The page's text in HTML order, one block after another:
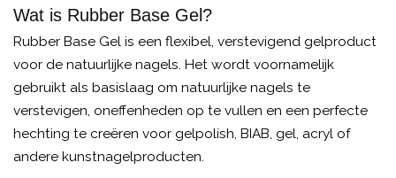
Wat is Rubber Base Gel?
Rubber Base Gel is een flexibel, verstevigend gelproduct
voor de natuurlijke nagels. Het wordt voornamelijk
gebruikt als basislaag om natuurlijke nagels te
verstevigen, oneffenheden op te vullen en een perfecte
hechting te creëren voor gelpolish, BIAB, gel, acryl of
andere kunstnagelproducten.